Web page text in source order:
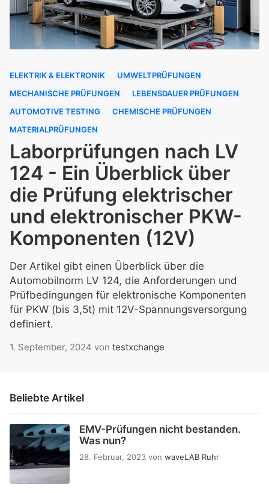
ELEKTRIK & ELEKTRONIK
UMWELTPRÜFUNGEN
MECHANISCHE PRÜFUNGEN
LEBENSDAUER PRÜFUNGEN
AUTOMOTIVE TESTING
CHEMISCHE PRÜFUNGEN
MATERIALPRÜFUNGEN
Laborprüfungen nach LV
124 - Ein Überblick über
die Prüfung elektrischer
und elektronischer PKW-
Komponenten (12V)
Der Artikel gibt einen Überblick über die
Automobilnorm LV 124, die Anforderungen und
Prüfbedingungen für elektronische Komponenten
für PKW (bis 3,5t) mit 12V-Spannungsversorgung
definiert.
1. September, 2024 von testxchange
Beliebte Artikel
EMV-Prüfungen nicht bestanden.
Was nun?
28. Februar, 2023 von waveLAB Ruhr